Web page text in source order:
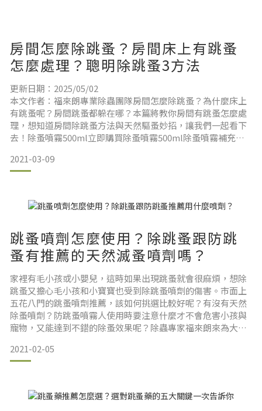
房間怎麼除跳蚤？房間床上有跳蚤
怎麼處理？聰明除跳蚤3方法
更新日期：2025/05/02
本文作者：福來朗專業除蟲團隊房間怎麼除跳蚤？為什麼床上
有跳蚤呢？房間跳蚤都躲在哪？本篇將教你房間有跳蚤怎麼處
理，想知道房間除跳蚤方法與天然驅蚤妙招，讓我們一起看下
去！除蚤噴霧500ml立即購買除蚤噴霧500ml除蚤噴霧補充瓶
TIMBER驅蟲地板清潔劑房間跳蚤、床墊跳蚤如何處理？房間
有跳蚤怎麼辦？房間怎麼除跳蚤？天然去除跳蚤方法跳蚤怕什
房間跳蚤咬長怎樣？房間
2021-03-09
跳蚤噴劑怎麼使用？除跳蚤跟防跳
蚤有推薦的天然滅蚤噴劑嗎？
家裡有毛小孩或小嬰兒，這時如果出現跳蚤就會很麻煩，想除
跳蚤又擔心毛小孩和小寶寶也受到除跳蚤噴劑的傷害。市面上
五花八門的跳蚤噴劑推薦，該如何挑選比較好呢？有沒有天然
除蚤噴劑？防跳蚤噴霧人使用時要注意什麼才不會危害小孩與
寵物，又能達到不錯的除蚤效果呢？除蟲專家福來朗來為大家
異，使用須知的注意事項，讓您更加了解使用滅跳蚤噴霧的注
意事項，以及如何除去討厭的跳蚤。關於跳蚤噴劑、滅蚤噴霧...
跳蚤清潔劑
2021-02-05